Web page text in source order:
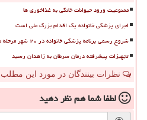
ممنوعیت ورود حیوانات خانگی به غذاخوری ها
اجرای پزشکی خانواده یک اقدام بزرگ ملی است
شروع رسمی برنامه پزشکی خانواده در ۲۰ شهر مرحله دوم
تجهیزات پیشرفته درمان سرطان به زاهدان رسید
نظرات بینندگان در مورد این مطلب
لطفا شما همنظر دهید